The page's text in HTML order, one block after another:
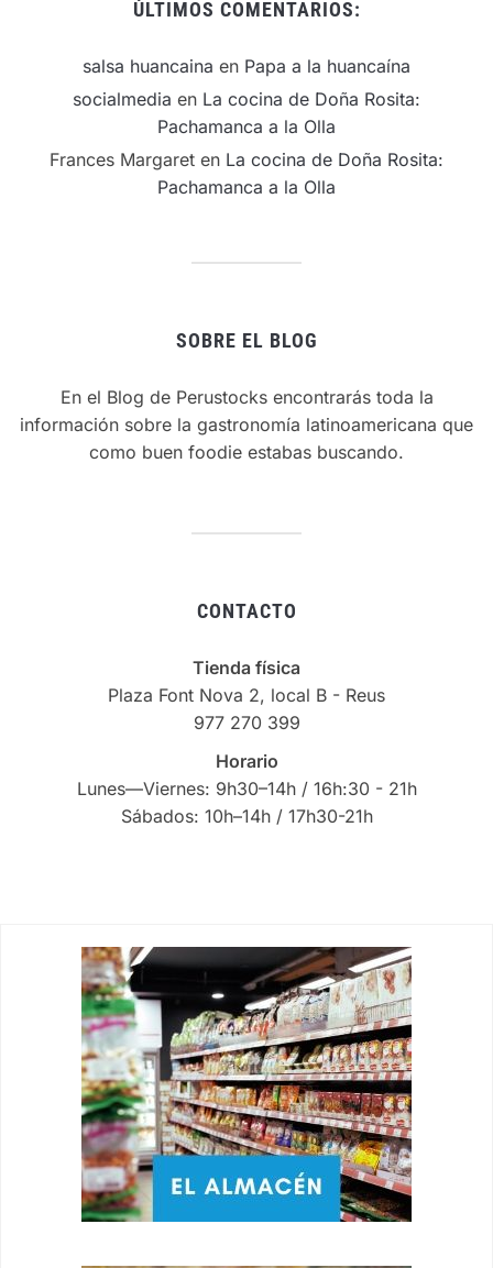
ÚLTIMOS COMENTARIOS:
salsa huancaina en Papa a la huancaína
socialmedia en La cocina de Doña Rosita:
Pachamanca a la Olla
Frances Margaret en La cocina de Doña Rosita:
Pachamanca a la Olla
SOBRE EL BLOG
En el Blog de Perustocks encontrarás toda la
información sobre la gastronomía latinoamericana que
como buen foodie estabas buscando.
CONTACTO
Tienda física
Plaza Font Nova 2, local B - Reus
977 270 399
Horario
Lunes—Viernes: 9h30–14h / 16h:30 - 21h
Sábados: 10h–14h / 17h30-21h